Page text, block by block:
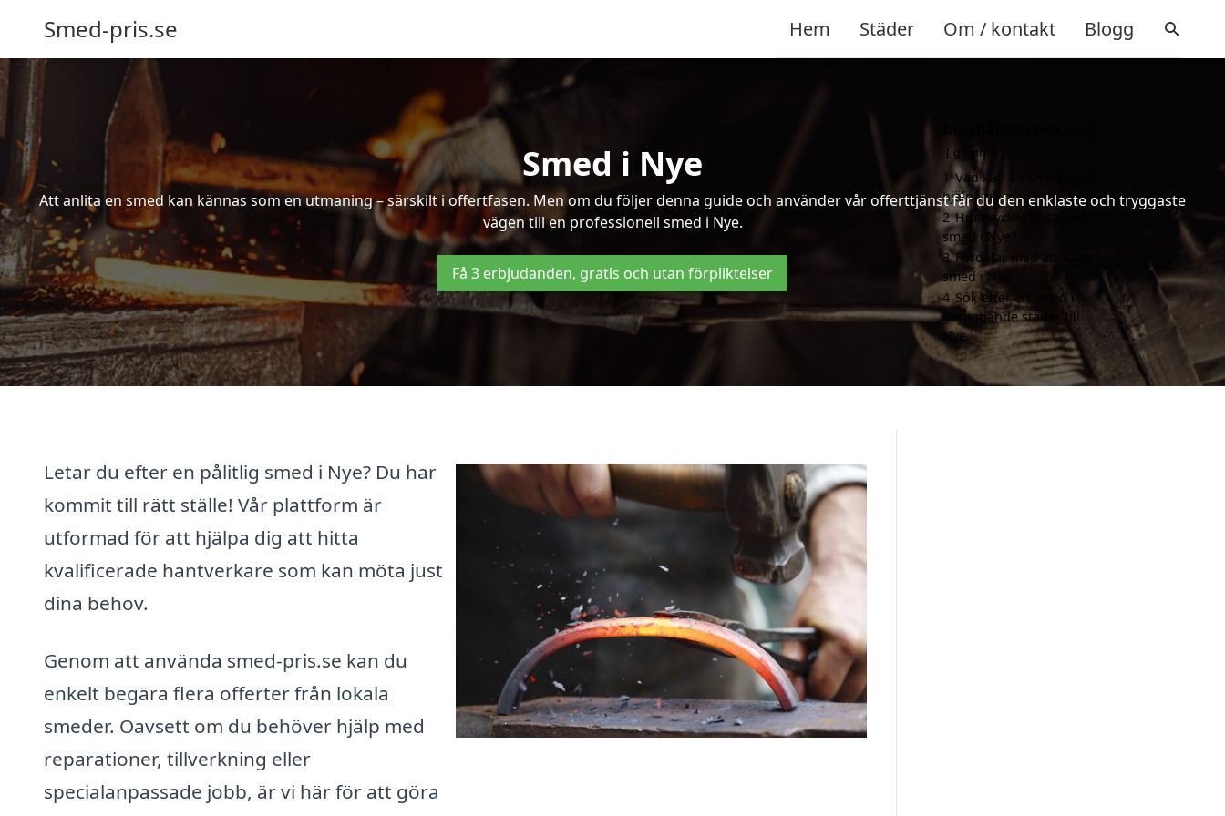
Smed-pris.se Hem Städer Om / kontakt Blogg
Smed i Nye
Att anlita en smed kan kännas som en utmaning – särskilt i offertfasen. Men om du följer denna guide och använder vår offerttjänst får du den enklaste och tryggaste
vägen till en professionell smed i Nye.
Få 3 erbjudanden, gratis och utan förpliktelser
Letar du efter en pålitlig smed i Nye? Du har
kommit till rätt ställe! Vår plattform är
utformad för att hjälpa dig att hitta
kvalificerade hantverkare som kan möta just
dina behov.
Genom att använda smed-pris.se kan du
enkelt begära flera offerter från lokala
smeder. Oavsett om du behöver hjälp med
reparationer, tillverkning eller
specialanpassade jobb, är vi här för att göra
gömma
1 Vad kan en smed i Nye
hjälpa till med?
2 Hur mycket kostar en
smed i Nye?
3 Fördelar med att välja
smed i Nye
4 Sök efter en smed i
närliggande städer till
Nye